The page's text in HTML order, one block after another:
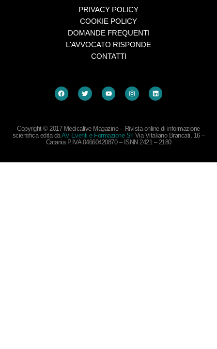
PRIVACY POLICY
COOKIE POLICY
DOMANDE FREQUENTI
L'AVVOCATO RISPONDE
CONTATTI
Copyright © 2017 Medicalive Magazine – Rivista online di informazione
scientifica edita daAV Eventi e Formazione Srl Via Vitaliano Brancati, 16 –
Catania P.IVA 04660420870 – ISNN 2421 – 2180